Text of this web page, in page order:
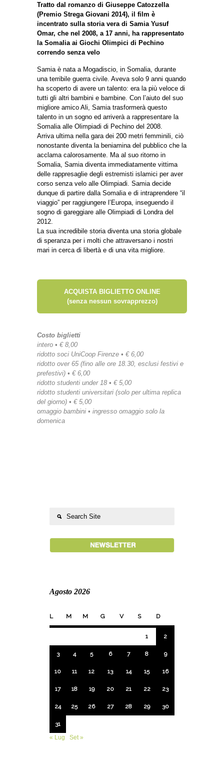
Tratto dal romanzo di Giuseppe Catozzella
(Premio Strega Giovani 2014), il film è
incentrato sulla storia vera di Samia Yusuf
Omar, che nel 2008, a 17 anni, ha rappresentato
la Somalia ai Giochi Olimpici di Pechino
correndo senza velo
Samia è nata a Mogadiscio, in Somalia, durante
una terribile guerra civile. Aveva solo 9 anni quando
ha scoperto di avere un talento: era la più veloce di
tutti gli altri bambini e bambine. Con l’aiuto del suo
migliore amico Ali, Samia trasformerà questo
talento in un sogno ed arriverà a rappresentare la
Somalia alle Olimpiadi di Pechino del 2008.
Arriva ultima nella gara dei 200 metri femminili, ciò
nonostante diventa la beniamina del pubblico che la
acclama calorosamente. Ma al suo ritorno in
Somalia, Samia diventa immediatamente vittima
delle rappresaglie degli estremisti islamici per aver
corso senza velo alle Olimpiadi. Samia decide
dunque di partire dalla Somalia e di intraprendere “il
viaggio” per raggiungere l’Europa, inseguendo il
sogno di gareggiare alle Olimpiadi di Londra del
2012.
La sua incredibile storia diventa una storia globale
di speranza per i molti che attraversano i nostri
mari in cerca di libertà e di una vita migliore.
ACQUISTA BIGLIETTO ONLINE
(senza nessun sovrapprezzo)
Costo biglietti
intero • € 8,00
ridotto soci UniCoop Firenze • € 6,00
ridotto over 65 (fino alle ore 18.30, esclusi festivi e
prefestivi) • € 6,00
ridotto studenti under 18 • € 5,00
ridotto studenti universitari (solo per ultima replica
del giorno) • € 5,00
omaggio bambini • ingresso omaggio solo la
domenica
Agosto 2026
L M M G V S D
1 2
3 4 5 6 7 8 9
10 11 12 13 14 15 16
17 18 19 20 21 22 23
24 25 26 27 28 29 30
31
« Lug
Set »